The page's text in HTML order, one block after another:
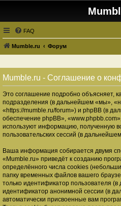
FAQ
Mumble.ru Форум
Mumble.ru - Соглашение о
Это соглашение подробно объясняет,
подразделения (в дальнейшем «мы»,
«https://mumble.ru/forum») и phpBB (в
обеспечение phpBB»,
используют информацию, полученную
пользовательских сессий (в
Ваша информация собирается двумя
«Mumble.ru» приведёт к созданию
определённого числа cookies
папку временных файлов вашего
только идентификатор пользователя
идентификатор анонимной сессии (в
автоматически присвоенные вам